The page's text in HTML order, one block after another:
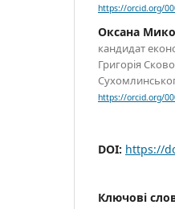
https://orcid.org/
Оксана
кандидат
Григорія
https://orcid.org/
DOI: https://
Ключові